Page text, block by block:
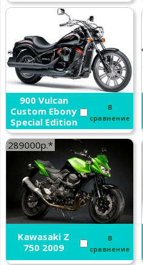
Kawasaki VN
900 Vulcan
Custom Ebony
Special Edition
2009
В
сравнение
289000р.*
Kawasaki Z
750 2009
В
сравнение